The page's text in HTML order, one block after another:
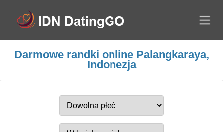
Darmowe randki online Palangkaraya,
Indonezja